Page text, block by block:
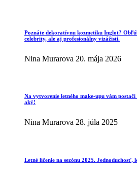
Poznáte dekoratívnu kozmetiku Inglot?
celebrity, ale aj profesionálny vizážisti.
Nina Murarova 20. mája 2026
Na vytvorenie letného make-upu vám
aký!
Nina Murarova 28. júla 2025
Letné líčenie na sezónu 2025.